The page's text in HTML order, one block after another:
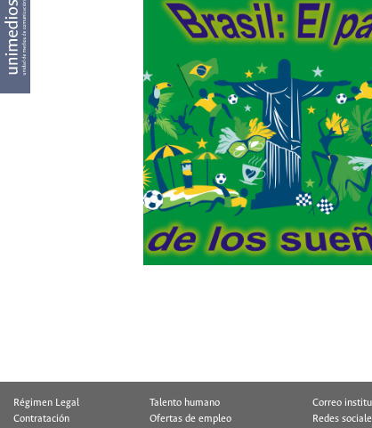
Régimen Legal
Talento humano
Contratación
Ofertas de empleo
Correo
Redes